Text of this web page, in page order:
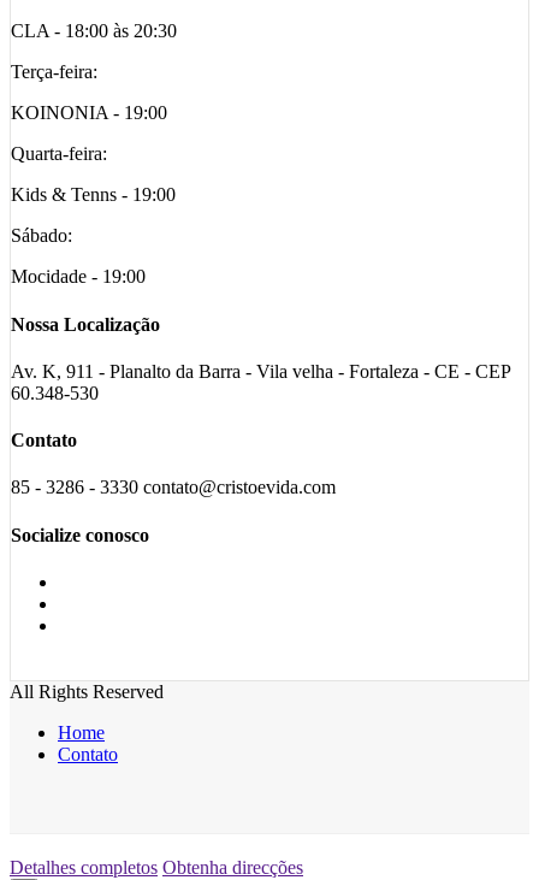
CLA - 18:00 às 20:30
Terça-feira:
KOINONIA - 19:00
Quarta-feira:
Kids & Tenns - 19:00
Sábado:
Mocidade - 19:00
Nossa Localização
Av. K, 911 - Planalto da Barra - Vila velha - Fortaleza - CE - CEP
60.348-530
Contato
85 - 3286 - 3330 contato@cristoevida.com
Socialize conosco
All Rights Reserved
Home
Contato
Detalhes completos Obtenha direcções